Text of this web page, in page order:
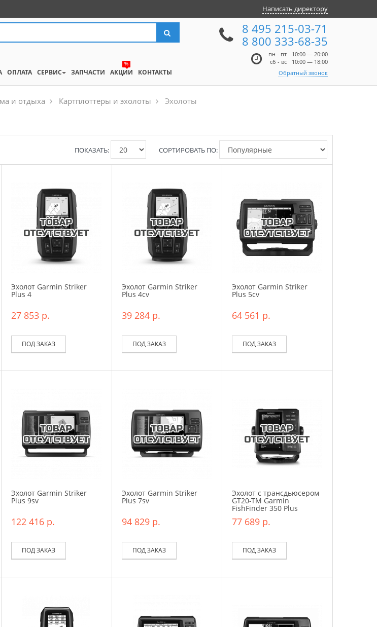
Написать директору
8 495 215-03-71
8 800 333-68-35
пн - пт
10:00 — 20:00
сб - вс
10:00 — 18:00
Обратный звонок
ОПЛАТА СЕРВИС ЗАПЧАСТИ
%
АКЦИИ КОНТАКТЫ
и отдыха Картплоттеры и эхолоты Эхолоты
СОРТИРОВАТЬ ПО:
ПОКАЗАТЬ:
Эхолот Garmin Striker
Plus 4
27 853 р.
ПОД ЗАКАЗ
Эхолот Garmin Striker
Plus 4cv
39 284 р.
ПОД ЗАКАЗ
Эхолот Garmin Striker
Plus 5cv
64 561 р.
ПОД ЗАКАЗ
Эхолот Garmin Striker
Plus 9sv
122 416 р.
ПОД ЗАКАЗ
Эхолот Garmin Striker
Plus 7sv
94 829 р.
ПОД ЗАКАЗ
Эхолот с трансдьюсером
GT20-TM Garmin
FishFinder 350 Plus
77 689 р.
ПОД ЗАКАЗ